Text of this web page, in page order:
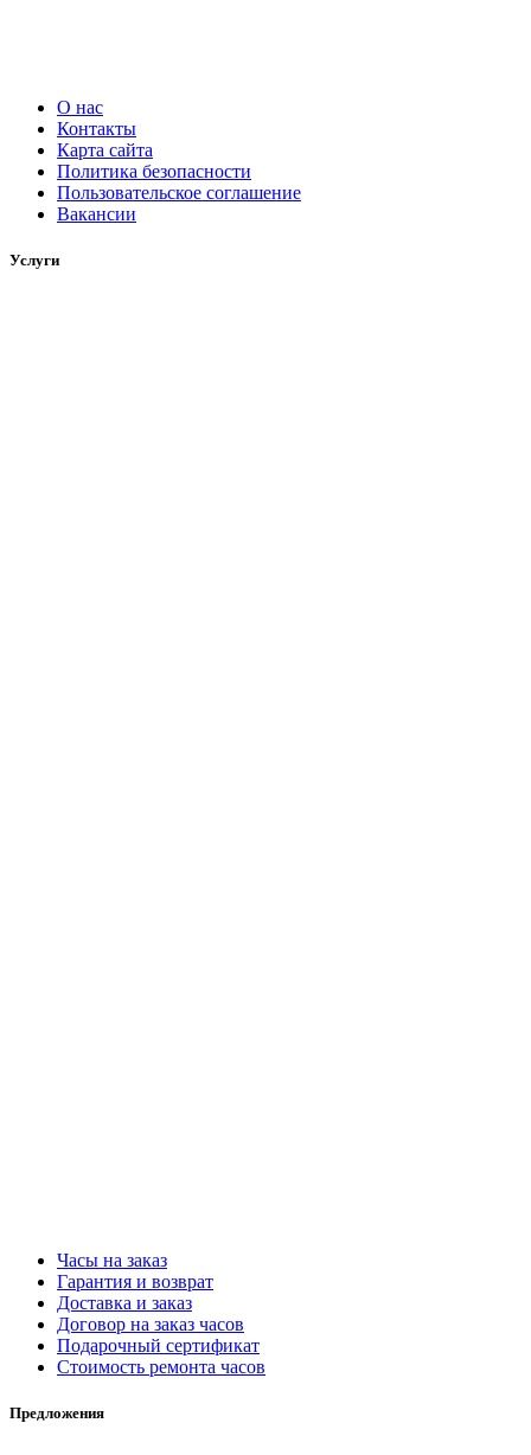
О нас
Контакты
Карта сайта
Политика безопасности
Пользовательское соглашение
Вакансии
Услуги
Часы на заказ
Гарантия и возврат
Доставка и заказ
Договор на заказ часов
Подарочный сертификат
Стоимость ремонта часов
Предложения